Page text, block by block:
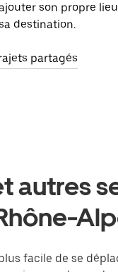
son propre lieu
destination.
partagés
autres
facile de se